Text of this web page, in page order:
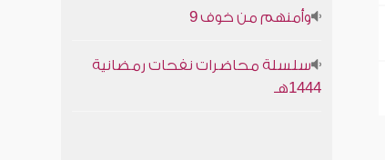
وأمنهم من خوف 9
سلسلة محاضرات نفحات رمضانية
1444هـ